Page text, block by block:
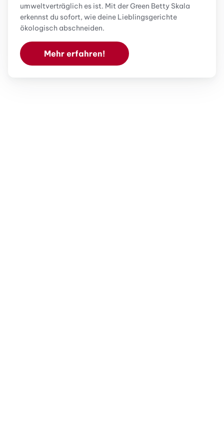
umweltverträglich es ist. Mit der Green Betty Skala
erkennst du sofort, wie deine Lieblingsgerichte
ökologisch abschneiden.
Mehr erfahren!